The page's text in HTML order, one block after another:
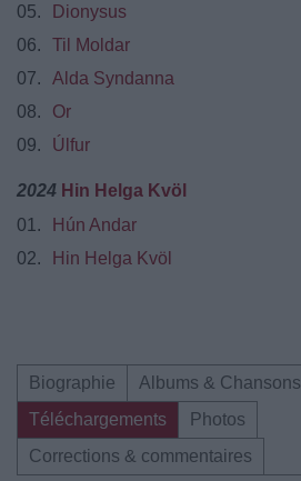
05.
Dionysus
06.
Til Moldar
07.
Alda Syndanna
08.
Or
09.
Úlfur
2024 Hin Helga Kvöl
01.
Hún Andar
02.
Hin Helga Kvöl
Biographie
Albums & Chansons
Téléchargements
Photos
Corrections & commentaires